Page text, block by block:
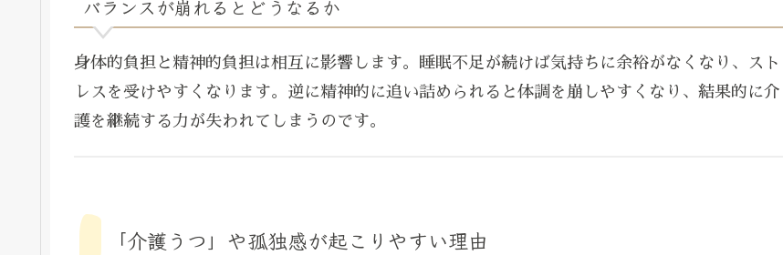
バランスが崩れるとどうなるか
身体的負担と精神的負担は相互に影響します。睡眠不足が続けば気持ちに余裕がなくなり、スト
レスを受けやすくなります。逆に精神的に追い詰められると体調を崩しやすくなり、結果的に介
護を継続する力が失われてしまうのです。
「介護うつ」や孤独感が起こりやすい理由